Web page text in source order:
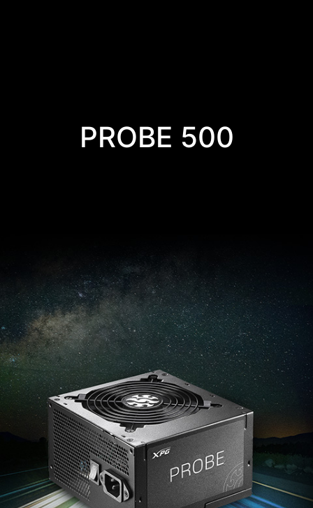
PROBE 500
A XPG PROBE 500 BRONZE possui uma alta relação
custo/desempenho que oferece uma classificação de
desempenho de eficiência próxima a 80 PLUS
BRONZE, a um preço de mercado muito competitivo.
Esta unidade está em conformidade com a
regulamentação ErP 2013 Lot 6 e amparada por
proteções de nível industrial e garantia de 3 anos,
tornando-a uma fonte de alimentação muito eficiente